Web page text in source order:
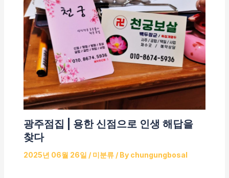
광주점집 | 용한 신점으로 인생 해답을
찾다
2025년 06월 26일 / 미분류/ By chungungbosal